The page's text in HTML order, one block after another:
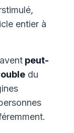
entier à
peut-
du